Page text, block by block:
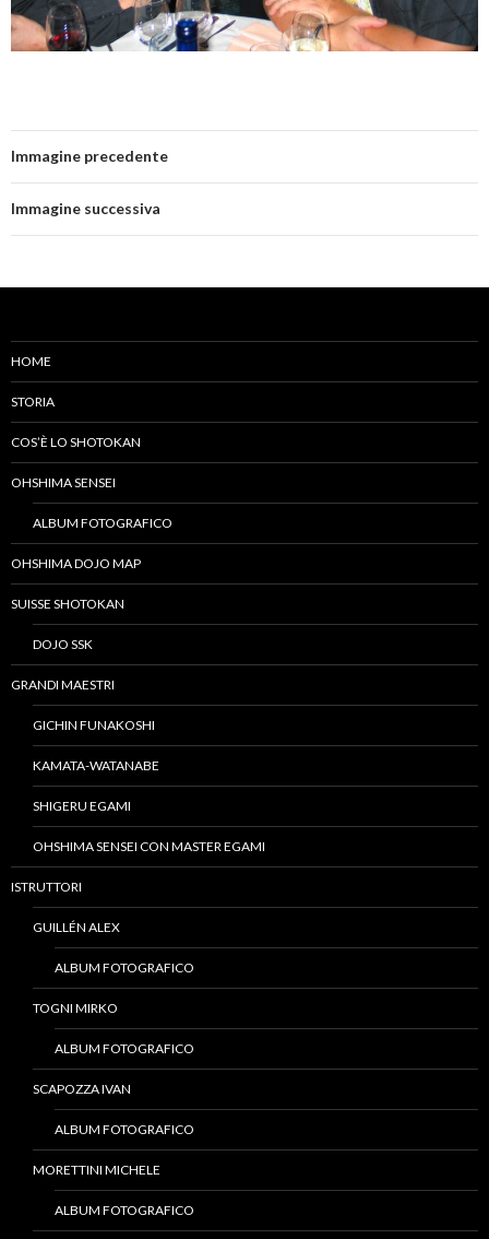
Immagine precedente
Immagine successiva
HOME
STORIA
COS’È LO SHOTOKAN
OHSHIMA SENSEI
ALBUM FOTOGRAFICO
OHSHIMA DOJO MAP
SUISSE SHOTOKAN
DOJO SSK
GRANDI MAESTRI
GICHIN FUNAKOSHI
KAMATA-WATANABE
SHIGERU EGAMI
OHSHIMA SENSEI CON MASTER EGAMI
ISTRUTTORI
GUILLÉN ALEX
ALBUM FOTOGRAFICO
TOGNI MIRKO
ALBUM FOTOGRAFICO
SCAPOZZA IVAN
ALBUM FOTOGRAFICO
MORETTINI MICHELE
ALBUM FOTOGRAFICO